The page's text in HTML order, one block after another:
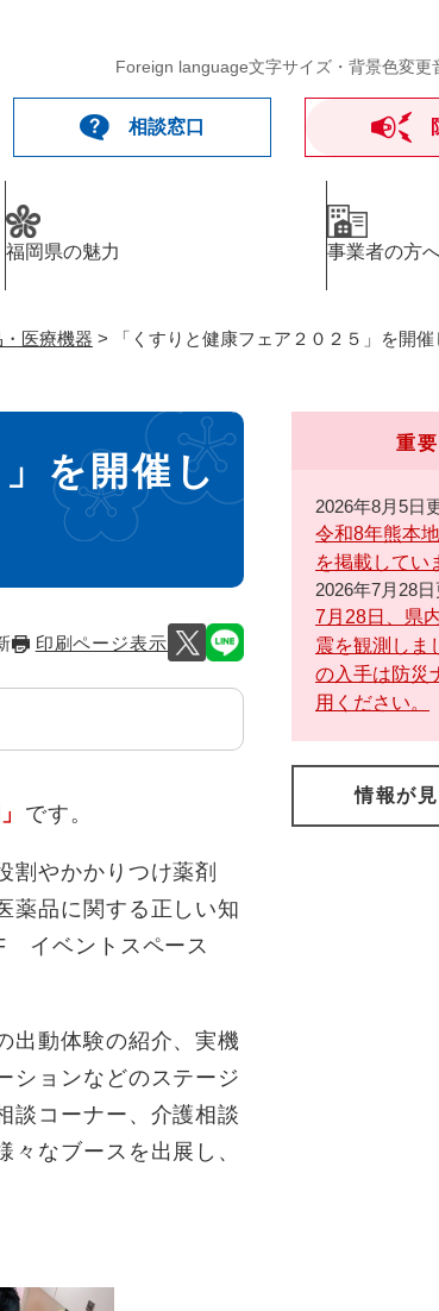
Foreign language文字サイズ・背景色変更
相談窓口
福岡県の魅力 事業者の方
医療機器 > 「くすりと健康フェア２０２５」を開催
を開催し
印刷ページ表示
です。
やかかりつけ薬剤
薬品に関する正しい知
F イベントスペース
出動体験の紹介、実機
ションなどのステージ
談コーナー、介護相談
なブースを出展し、
重
2026年8月5日
令和8年熊本
を掲載してい
2026年7月28
7月28日、県
震を観測しま
の入手は防災
用ください。
情報が